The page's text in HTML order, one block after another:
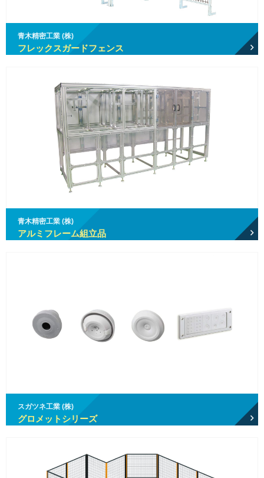
青木精密工業 (株)
フレックスガードフェンス
青木精密工業 (株)
アルミフレーム組立品
スガツネ工業 (株)
グロメットシリーズ